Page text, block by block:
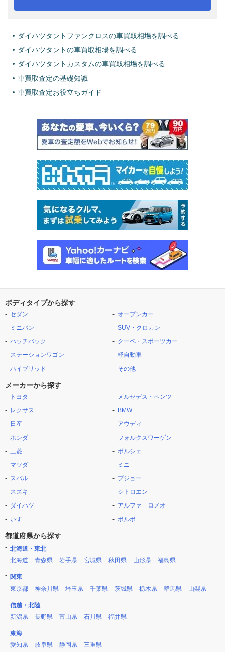
ダイハツタントファンクロスの車買取相場を調べる
ダイハツタントの車買取相場を調べる
ダイハツタントカスタムの車買取相場を調べる
車買取査定の基礎知識
車買取査定お役立ちガイド
ボディタイプから探す
セダン
ミニバン
ハッチバック
ステーションワゴン
ハイブリッド
オープンカー
SUV・クロカン
クーペ・スポーツカー
軽自動車
その他
メーカーから探す
トヨタ
レクサス
日産
ホンダ
三菱
マツダ
スバル
スズキ
ダイハツ
いすゞ
メルセデス・ベンツ
BMW
アウディ
フォルクスワーゲン
ポルシェ
ミニ
プジョー
シトロエン
アルファ ロメオ
ボルボ
都道府県から探す
北海道・東北
北海道
青森県 岩手県 宮城県 秋田県 山形県 福島県
関東
東京都
神奈川県 埼玉県 千葉県 茨城県 栃木県 群馬県 山梨県
信越・北陸
新潟県
長野県 富山県 石川県 福井県
東海
愛知県
岐阜県 静岡県 三重県